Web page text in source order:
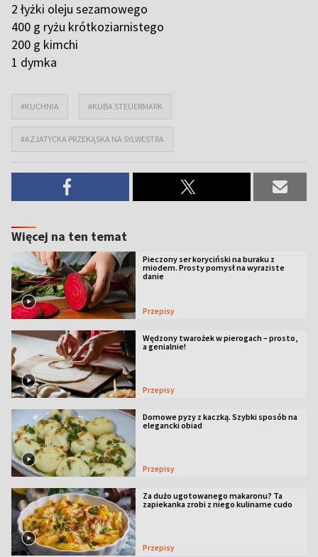
2 łyżki oleju sezamowego
400 g ryżu krótkoziarnistego
200 g kimchi
1 dymka
#KUCHNIA #KUBA STEUERMARK
#AZJATYCKA PRZEKĄSKA NA SYLWESTRA
Więcej na ten temat
Pieczony ser koryciński na buraku z
miodem. Prosty pomysł na wyraziste
danie
Przepisy
Wędzony twarożek w pierogach – prosto,
a genialnie!
Przepisy
Domowe pyzy z kaczką. Szybki sposób na
elegancki obiad
Przepisy
Za dużo ugotowanego makaronu? Ta
zapiekanka zrobi z niego kulinarne cudo
Przepisy